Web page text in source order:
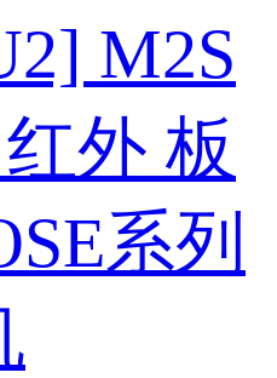
M2S
外 板
系列